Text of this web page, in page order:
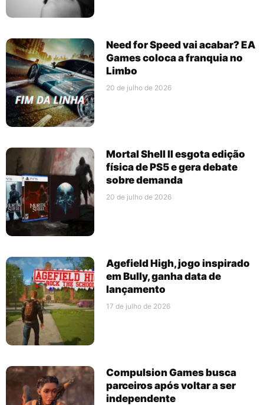
Need for Speed vai acabar? EA
Games coloca a franquia no
Limbo
20 de julho de 2026
Mortal Shell II esgota edição
física de PS5 e gera debate
sobre demanda
20 de julho de 2026
Agefield High, jogo inspirado
em Bully, ganha data de
lançamento
17 de julho de 2026
Compulsion Games busca
parceiros após voltar a ser
independente